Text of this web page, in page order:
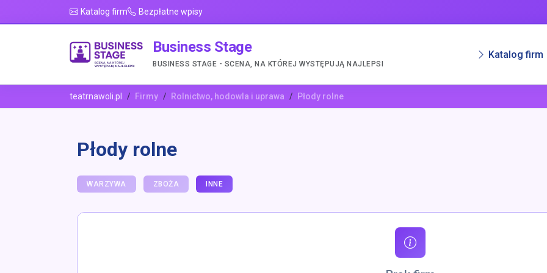
Katalog firm Bezpłatne wpisy
Business Stage
BUSINESS STAGE - SCENA, NA KTÓREJ WYSTĘPUJĄ NAJLEPSI
Katalog firm
teatrnawoli.pl Firmy Rolnictwo, hodowla i uprawa Płody rolne
Płody rolne
WARZYWA ZBOŻA INNE